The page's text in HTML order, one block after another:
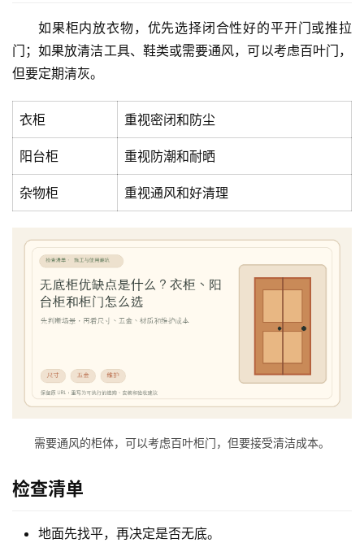
生
间
庭
院
大
门
铸
修
门
登录
如果柜内放衣物，优先选择闭合性好的平开门或推拉
门；如果放清洁工具、鞋类或需要通风，可以考虑百叶门，
但要定期清灰。
衣柜 重视密闭和防尘
阳台柜 重视防潮和耐晒
杂物柜 重视通风和好清理
需要通风的柜体，可以考虑百叶柜门，但要接受清洁成本。
检查清单
地面先找平，再决定是否无底。